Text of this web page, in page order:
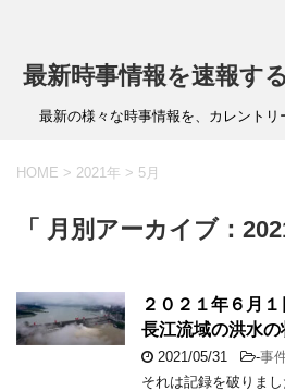
最新時事情報を速報す
最新の様々な時事情報を、カレントリ
HOME > 2021年 > 5月
「 月別アーカイブ：
２０２１年６月
長江流域の洪水の
2021/05/31 -事
それは記録を破りま